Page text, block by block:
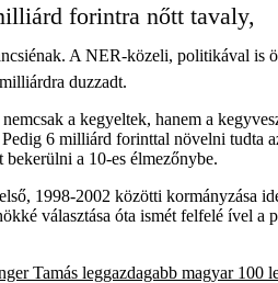
forintra nőtt tavaly,
A NER-közeli, politikával
duzzadt.
a kegyeltek, hanem a
6 milliárd forinttal növelni
a 10-es élmezőnybe.
1998-2002 közötti
választása óta ismét felfelé ível
Tamás leggazdagabb magyar 100